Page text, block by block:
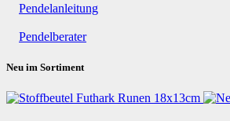
Pendelanleitung
Pendelberater
Neu im Sortiment